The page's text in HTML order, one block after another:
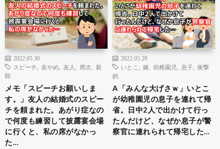
2022.05.30
スピーチ
友やめ 友人 席次
新
郎
メモ「スピーチお願いしま
す。」友人の結婚式のスピー
チを頼まれた。あがり症なの
で何度も練習して披露宴会場
に行くと、私の席がなかっ
た…
2022.05.29
いとこ
嫁 幼稚園児 息子
衝撃
的
A「みんな大げさｗ」いとこ
が幼稚園児の息子を連れて帰
省。日中2人で出かけて行っ
たんだけど、なぜか息子が警
察官に連れられて帰宅した…